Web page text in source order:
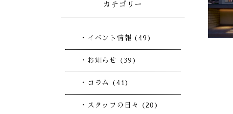
カテゴリー
・イベント情報 (49)
・お知らせ (39)
・コラム (41)
・スタッフの日々 (20)